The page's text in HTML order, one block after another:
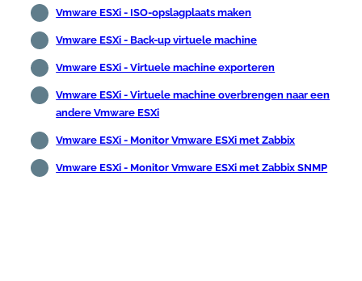
Vmware ESXi - ISO-opslagplaats maken
Vmware ESXi - Back-up virtuele machine
Vmware ESXi - Virtuele machine exporteren
Vmware ESXi - Virtuele machine overbrengen naar een
andere Vmware ESXi
Vmware ESXi - Monitor Vmware ESXi met Zabbix
Vmware ESXi - Monitor Vmware ESXi met Zabbix SNMP